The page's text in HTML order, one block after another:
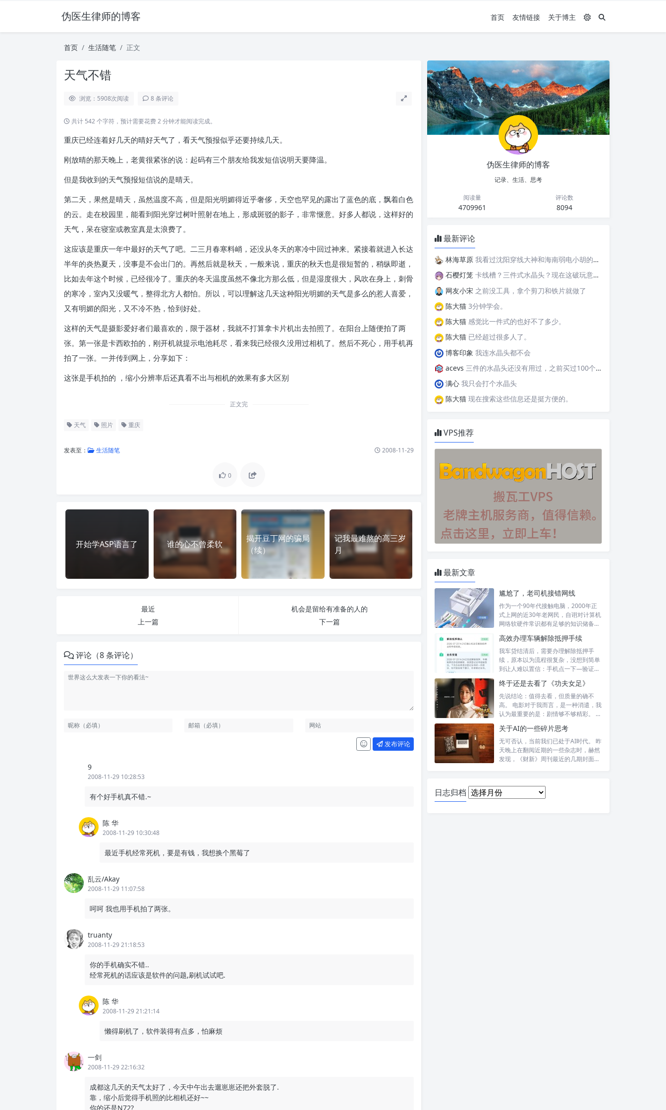
伪医生律师的博客 首页 友情链接 关于博主
首页 生活随笔 正文
天气不错
浏览：5908次阅读 8 条评论
共计 542 个字符，预计需要花费 2 分钟才能阅读完成。
重庆已经连着好几天的晴好天气了，看天气预报似乎还要持续几天。
刚放晴的那天晚上，老黄很紧张的说：起码有三个朋友给我发短信说明天要降温。
但是我收到的天气预报短信说的是晴天。
第二天，果然是晴天，虽然温度不高，但是阳光明媚得近乎奢侈，天空也罕见的露出了蓝色的底，飘着白色
的云。走在校园里，能看到阳光穿过树叶照射在地上，形成斑驳的影子，非常惬意。好多人都说，这样好的
天气，呆在寝室或教室真是太浪费了。
这应该是重庆一年中最好的天气了吧。二三月春寒料峭，还没从冬天的寒冷中回过神来。紧接着就进入长达
半年的炎热夏天，没事是不会出门的。再然后就是秋天，一般来说，重庆的秋天也是很短暂的，稍纵即逝，
比如去年这个时候，已经很冷了。重庆的冬天温度虽然不像北方那么低，但是湿度很大，风吹在身上，刺骨
的寒冷，室内又没暖气，整得北方人都怕。所以，可以理解这几天这种阳光明媚的天气是多么的惹人喜爱，
又有明媚的阳光，又不冷不热，恰到好处。
这样的天气是摄影爱好者们最喜欢的，限于器材，我就不打算拿卡片机出去拍照了。在阳台上随便拍了两
张。第一张是卡西欧拍的，刚开机就提示电池耗尽，看来我已经很久没用过相机了。然后不死心，用手机再
拍了一张。一并传到网上，分享如下：
这张是手机拍的 ，缩小分辨率后还真看不出与相机的效果有多大区别
正文完
天气 照片 重庆
发表至： 生活随笔 2008-11-29
0
开始学ASP语言了 谁的心不曾柔软
揭开豆丁网的骗局
（续）
记我最难熬的高三岁
月
最近
上一篇
机会是留给有准备的人的
下一篇
评论（8 条评论）
发布评论
9
2008-11-29 10:28:53
有个好手机真不错.~
陈 华
2008-11-29 10:30:48
最近手机经常死机，要是有钱，我想换个黑莓了
乱云/Akay
2008-11-29 11:07:58
呵呵 我也用手机拍了两张。
truanty
2008-11-29 21:18:53
你的手机确实不错..
经常死机的话应该是软件的问题,刷机试试吧.
陈 华
2008-11-29 21:21:14
懒得刷机了，软件装得有点多，怕麻烦
一剑
2008-11-29 22:16:32
成都这几天的天气太好了，今天中午出去遛崽崽还把外套脱了.
靠，缩小后觉得手机照的比相机还好~~
你的还是N72?
伪医生律师的博客
记录、生活、思考
阅读量
4709961
评论数
8094
最新评论
林海草原 我看过沈阳穿线大神和海南弱电小胡的视频，他们做这些的熟练程度，是不是也是建立在这些翻车之上的....
石樱灯笼 卡线槽？三件式水晶头？现在这破玩意变得这么复杂了？
网友小宋 之前没工具，拿个剪刀和铁片就做了
陈大猫 3分钟学会。
陈大猫 感觉比一件式的也好不了多少。
陈大猫 已经超过很多人了。
博客印象 我连水晶头都不会
acevs 三件的水晶头还没有用过，之前买过100个水晶头还没有 用完。
满心 我只会打个水晶头
陈大猫 现在搜索这些信息还是挺方便的。
VPS推荐
最新文章
尴尬了，老司机接错网线
作为一个90年代接触电脑，2000年正
式上网的近30年老网民，自诩对计算机
网络软硬件常识都有足够的知识储备，
高效办理车辆解除抵押手续
我车贷结清后，需要办理解除抵押手
续，原本以为流程很复杂，没想到简单
到让人难以置信：手机点一下—验证头
终于还是去看了《功夫女足》
先说结论：值得去看，但质量的确不
高。 电影对于我而言，是一种消遣，我
认为最重要的是：剧情够不够精彩。 比
关于AI的一些碎片思考
无可否认，当前我们已处于AI时代。 昨
天晚上在翻阅近期的一些杂志时，赫然
发现，《财新》周刊最近的几期封面报
日志归档 日